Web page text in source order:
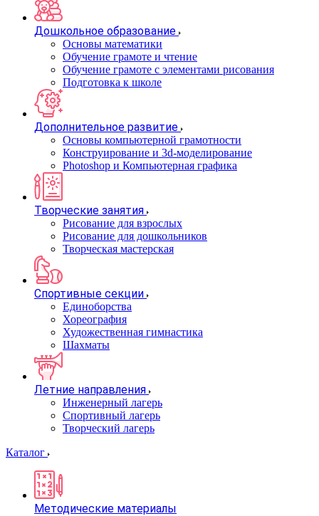
Дошкольное образование
Основы математики
Обучение грамоте и чтение
Обучение грамоте с элементами рисования
Подготовка к школе
Дополнительное развитие
Основы компьютерной грамотности
Конструирование и 3d-моделирование
Photoshop и Компьютерная графика
Творческие занятия
Рисование для взрослых
Рисование для дошкольников
Творческая мастерская
Спортивные секции
Единоборства
Хореография
Художественная гимнастика
Шахматы
Летние направления
Инженерный лагерь
Спортивный лагерь
Творческий лагерь
Каталог
Методические материалы